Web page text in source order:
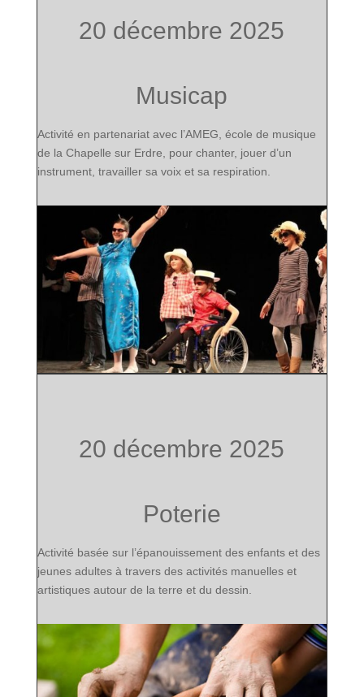
20 décembre 2025
Musicap
Activité en partenariat avec l’AMEG, école de musique
de la Chapelle sur Erdre, pour chanter, jouer d’un
instrument, travailler sa voix et sa respiration.
20 décembre 2025
Poterie
Activité basée sur l’épanouissement des enfants et des
jeunes adultesà travers des activités manuelles et
artistiques autour de la terre et du dessin.